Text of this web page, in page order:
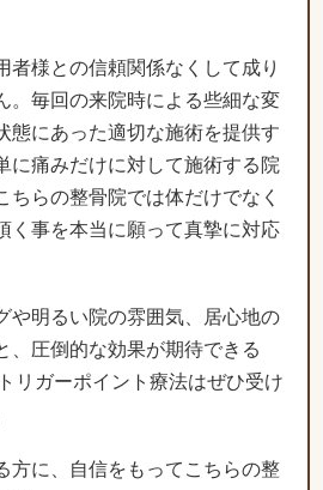
者様との信頼関係なくして成り
。毎回の来院時による些細な変
態にあった適切な施術を提供す
に痛みだけに対して施術する院
ちらの整骨院では体だけでなく
く事を本当に願って真摯に対応
や明るい院の雰囲気、居心地の
、圧倒的な効果が期待できる
リガーポイント療法はぜひ受け
方に、自信をもってこちらの整